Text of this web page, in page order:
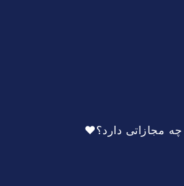
چه مجازاتی دارد؟❤️